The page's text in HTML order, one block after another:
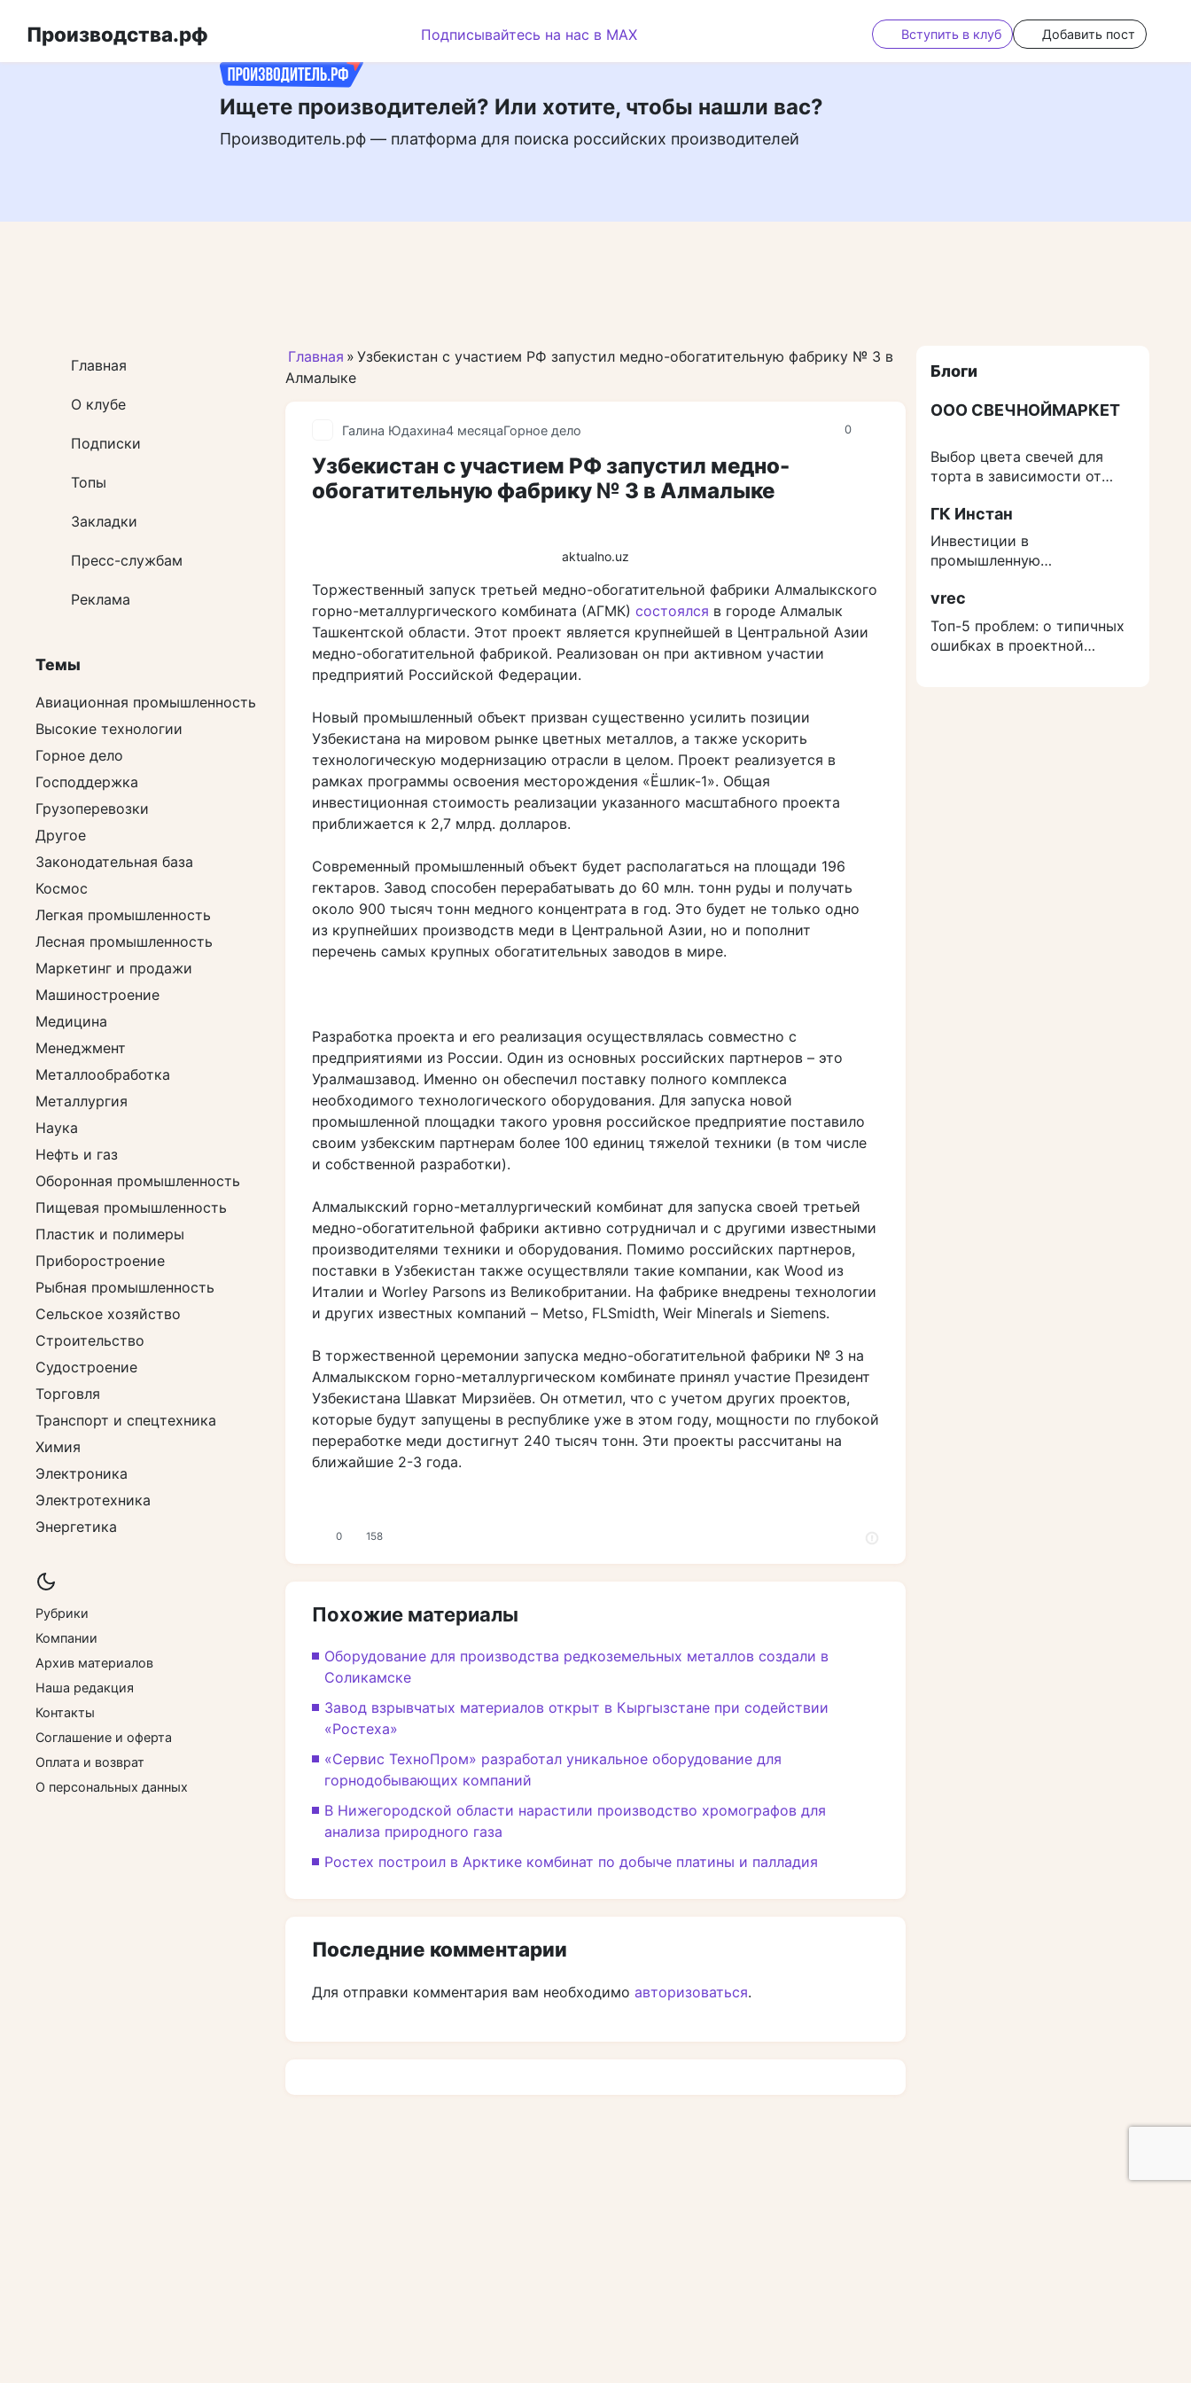
Ищете производителей? Или хотите, чтобы нашли вас?
Производитель.рф — платформа для поиска российских производителей
Производства.рф Подписывайтесь на нас в MAX Вступить в клуб Добавить пост
Главная » Узбекистан с участием РФ запустил медно-обогатительную фабрику № 3 в
Алмалыке
0
Галина Юдахина4 месяцаГорное дело
Узбекистан с участием РФ запустил медно-
обогатительную фабрику № 3 в Алмалыке
aktualno.uz
Торжественный запуск третьей медно-обогатительной фабрики Алмалыкского
горно-металлургического комбината (АГМК) состоялся в городе Алмалык
Ташкентской области. Этот проект является крупнейшей в Центральной Азии
медно-обогатительной фабрикой. Реализован он при активном участии
предприятий Российской Федерации.
Новый промышленный объект призван существенно усилить позиции
Узбекистана на мировом рынке цветных металлов, а также ускорить
технологическую модернизацию отрасли в целом. Проект реализуется в
рамках программы освоения месторождения «Ёшлик-1». Общая
инвестиционная стоимость реализации указанного масштабного проекта
приближается к 2,7 млрд. долларов.
Современный промышленный объект будет располагаться на площади 196
гектаров. Завод способен перерабатывать до 60 млн. тонн руды и получать
около 900 тысяч тонн медного концентрата в год. Это будет не только одно
из крупнейших производств меди в Центральной Азии, но и пополнит
перечень самых крупных обогатительных заводов в мире.
Разработка проекта и его реализация осуществлялась совместно с
предприятиями из России. Один из основных российских партнеров – это
Уралмашзавод. Именно он обеспечил поставку полного комплекса
необходимого технологического оборудования. Для запуска новой
промышленной площадки такого уровня российское предприятие поставило
своим узбекским партнерам более 100 единиц тяжелой техники (в том числе
и собственной разработки).
Алмалыкский горно-металлургический комбинат для запуска своей третьей
медно-обогатительной фабрики активно сотрудничал и с другими известными
производителями техники и оборудования. Помимо российских партнеров,
поставки в Узбекистан также осуществляли такие компании, как Wood из
Италии и Worley Parsons из Великобритании. На фабрике внедрены технологии
и других известных компаний – Metso, FLSmidth, Weir Minerals и Siemens.
В торжественной церемонии запуска медно-обогатительной фабрики № 3 на
Алмалыкском горно-металлургическом комбинате принял участие Президент
Узбекистана Шавкат Мирзиёев. Он отметил, что с учетом других проектов,
которые будут запущены в республике уже в этом году, мощности по глубокой
переработке меди достигнут 240 тысяч тонн. Эти проекты рассчитаны на
ближайшие 2-3 года.
0 158
Похожие материалы
Оборудование для производства редкоземельных металлов создали в
Соликамске
Завод взрывчатых материалов открыт в Кыргызстане при содействии
«Ростеха»
«Сервис ТехноПром» разработал уникальное оборудование для
горнодобывающих компаний
В Нижегородской области нарастили производство хромографов для
анализа природного газа
Ростех построил в Арктике комбинат по добыче платины и палладия
Последние комментарии
Для отправки комментария вам необходимо авторизоваться.
Главная
О клубе
Подписки
Топы
Закладки
Пресс-службам
Реклама
Темы
Авиационная промышленность
Высокие технологии
Горное дело
Господдержка
Грузоперевозки
Другое
Законодательная база
Космос
Легкая промышленность
Лесная промышленность
Маркетинг и продажи
Машиностроение
Медицина
Менеджмент
Металлообработка
Металлургия
Наука
Нефть и газ
Оборонная промышленность
Пищевая промышленность
Пластик и полимеры
Приборостроение
Рыбная промышленность
Сельское хозяйство
Строительство
Судостроение
Торговля
Транспорт и спецтехника
Химия
Электроника
Электротехника
Энергетика
Рубрики
Компании
Архив материалов
Наша редакция
Контакты
Соглашение и оферта
Оплата и возврат
О персональных данных
Блоги
ООО СВЕЧНОЙМАРКЕТ
Выбор цвета свечей для
торта в зависимости от
ГК Инстан
Инвестиции в
промышленную
защититься от роста
расходов на строительство
vrec
Топ-5 проблем: о типичных
ошибках в проектной